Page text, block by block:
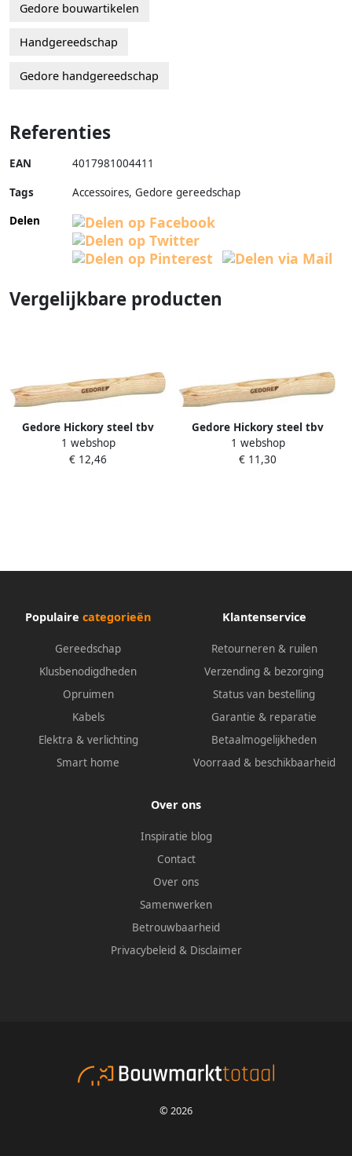
Gedore bouwartikelen
Handgereedschap
Gedore handgereedschap
Referenties
EAN 4017981004411
Tags
Accessoires, Gedore gereedschap
Delen
Vergelijkbare producten
Gedore Hickory steel tbv
8601 8602 1431102
1 webshop
€ 12,46
Gedore Hickory steel tbv
8601 8602 1431145
1 webshop
€ 11,30
Populaire categorieën
Gereedschap
Klusbenodigdheden
Opruimen
Kabels
Elektra & verlichting
Smart home
Klantenservice
Retourneren & ruilen
Verzending & bezorging
Status van bestelling
Garantie & reparatie
Betaalmogelijkheden
Voorraad & beschikbaarheid
Over ons
Inspiratie blog
Contact
Over ons
Samenwerken
Betrouwbaarheid
Privacybeleid & Disclaimer
© 2026